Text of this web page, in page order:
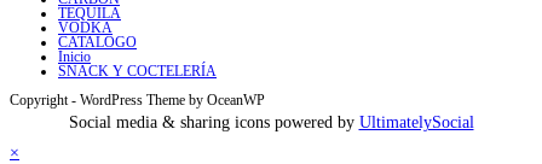
TEQUILA
VODKA
CATALOGO
Inicio
SNACK Y COCTELERÍA
Copyright - WordPress Theme by OceanWP
Social media & sharing icons powered by UltimatelySocial
×